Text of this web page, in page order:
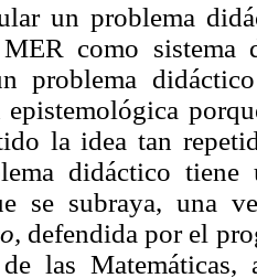
un problema
como sistema
problema
la idea tan
didáctico
se subraya, una
defendida por el
las